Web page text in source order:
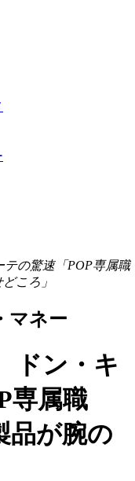
の驚速「POP専属職
ころ」
マネー
ドン・キ
専属職
品が腕の